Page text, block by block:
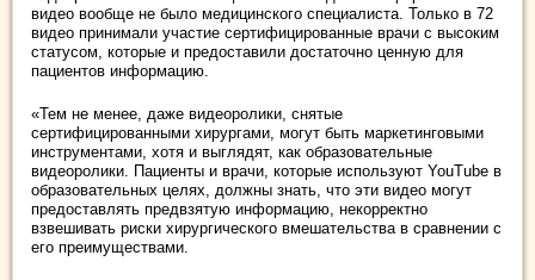
видео вообще не было медицинского специалиста. Только в 72
видео принимали участие сертифицированные врачи с высоким
статусом, которые и предоставили достаточно ценную для
пациентов информацию.
«Тем не менее, даже видеоролики, снятые
сертифицированными хирургами, могут быть маркетинговыми
инструментами, хотя и выглядят, как образовательные
видеоролики. Пациенты и врачи, которые используют YouTube в
образовательных целях, должны знать, что эти видео могут
предоставлять предвзятую информацию, некорректно
взвешивать риски хирургического вмешательства в сравнении с
его преимуществами.